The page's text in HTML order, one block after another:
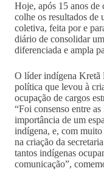
Hoje, após 15 anos de
colhe os resultados de
coletiva, feita por e
diário de consolidar
diferenciada e ampla
O líder indígena Kretã
política que levou à
ocupação de cargos
“Foi consenso entre
importância de um
indígena, e, com
na criação da
tantos indígenas
comunicação”,